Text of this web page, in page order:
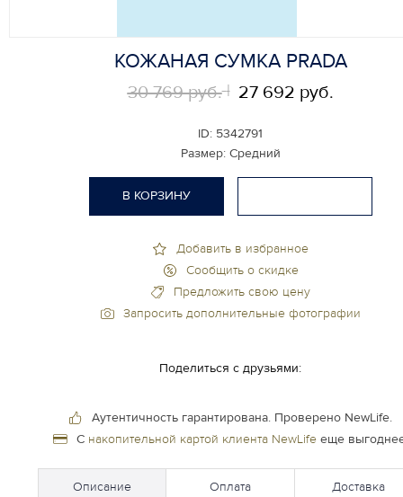
КОЖАНАЯ СУМКА PRADA
ID: 5342791
Размер: Средний
30 769 руб. 27 692 руб.
Добавить в избранное
Сообщить о скидке
Предложить свою цену
Запросить дополнительные фотографии
В КОРЗИНУ
Поделиться с друзьями:
Аутентичность гарантирована. Проверено NewLife.
С накопительной картой клиента NewLifeеще
Описание Оплата Доставка